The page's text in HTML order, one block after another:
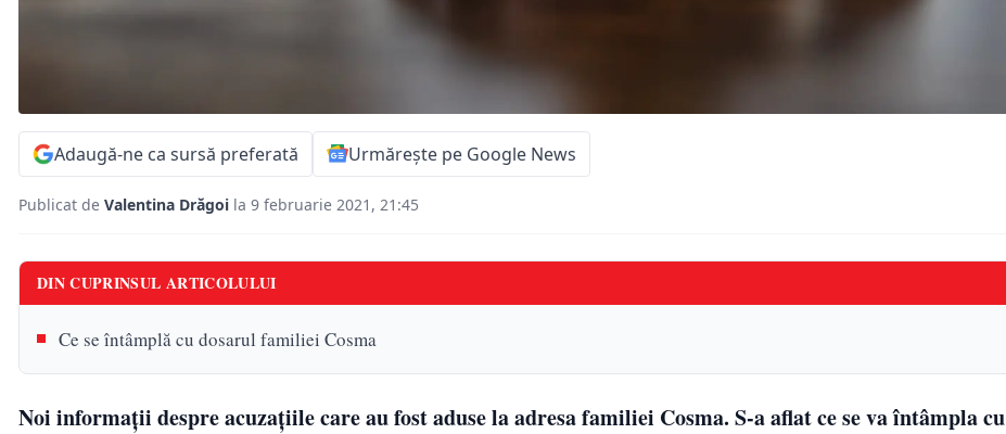
Adaugă-ne ca sursă preferată Urmărește pe Google News
Publicat de Valentina Drăgoi la 9 februarie 2021, 21:45
DIN CUPRINSUL ARTICOLULUI
Ce se întâmplă cu dosarul familiei Cosma
Noi informații despre acuzațiile care au fost aduse la adresa familiei Cosma. S-a aflat ce se va întâmpla cu